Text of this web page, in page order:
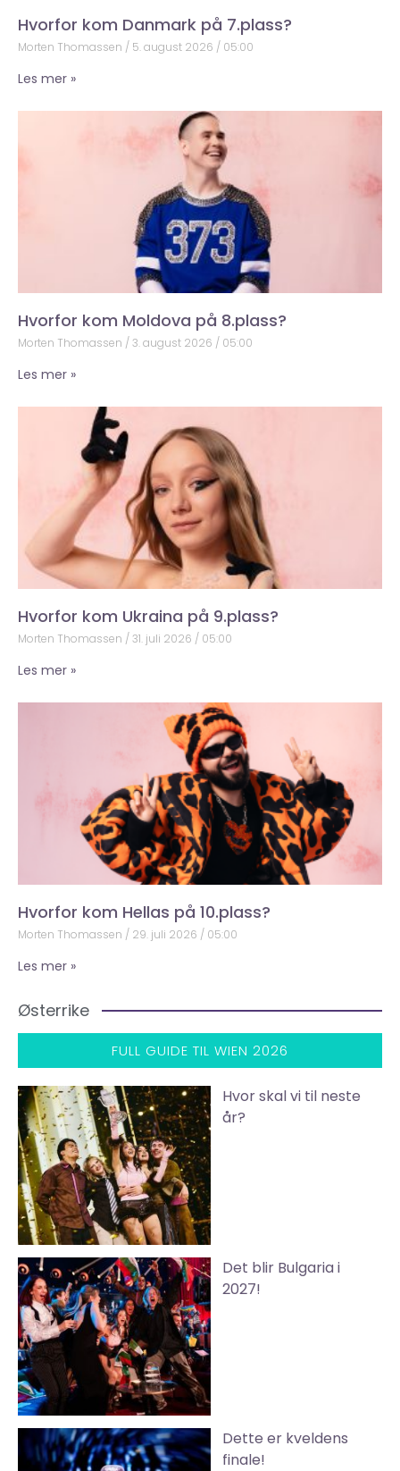
Hvorfor kom Danmark på 7.plass?
Morten Thomassen 5. august 2026 05:00
Les mer »
Hvorfor kom Moldova på 8.plass?
Morten Thomassen 3. august 2026 05:00
Les mer »
Hvorfor kom Ukraina på 9.plass?
Morten Thomassen 31. juli 2026 05:00
Les mer »
Hvorfor kom Hellas på 10.plass?
Morten Thomassen 29. juli 2026 05:00
Les mer »
Østerrike
FULL GUIDE TIL WIEN 2026
Hvor skal vi til neste
år?
Det blir Bulgaria i
2027!
Dette er kveldens
finale!